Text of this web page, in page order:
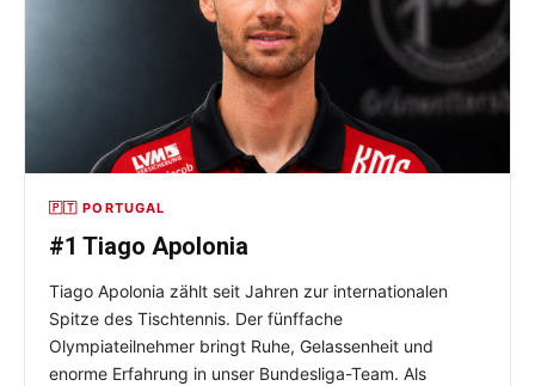
🇵🇹 PORTUGAL
#1 Tiago Apolonia
Tiago Apolonia zählt seit Jahren zur internationalen
Spitze des Tischtennis. Der fünffache
Olympiateilnehmer bringt Ruhe, Gelassenheit und
enorme Erfahrung in unser Bundesliga-Team. Als